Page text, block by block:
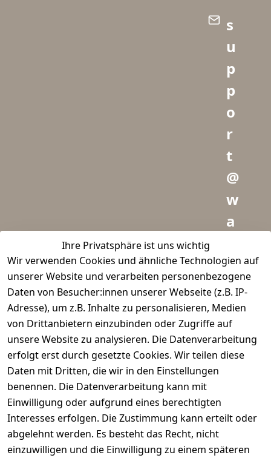
Ihre Privatsphäre ist uns wichtig
Wir verwenden Cookies und ähnliche Technologien auf
unserer Website und verarbeiten personenbezogene
Daten von Besucher:innen unserer Webseite (z.B. IP-
Adresse), um z.B. Inhalte zu personalisieren, Medien
von Drittanbietern einzubinden oder Zugriffe auf
unsere Website zu analysieren. Die Datenverarbeitung
erfolgt erst durch gesetzte Cookies. Wir teilen diese
Daten mit Dritten, die wir in den Einstellungen
benennen. Die Datenverarbeitung kann mit
Einwilligung oder aufgrund eines berechtigten
Interesses erfolgen. Die Zustimmung kann erteilt oder
abgelehnt werden. Es besteht das Recht, nicht
einzuwilligen und die Einwilligung zu einem späteren
s
u
p
p
o
r
t
@
w
a
d
m
e
i
s
r.